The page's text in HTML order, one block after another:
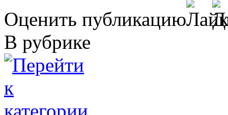
Оценить публикацию
В рубрике